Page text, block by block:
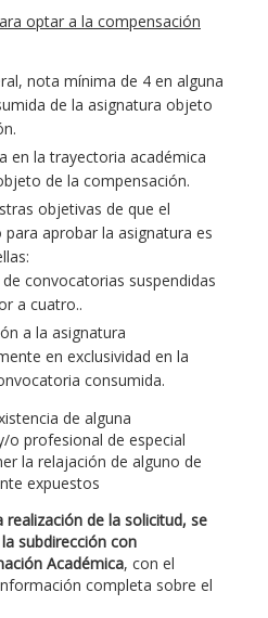
optar a la compensación
nota mínima de 4 en alguna
de la asignatura objeto
en la trayectoria académica
de la compensación.
objetivas de que el
aprobar la asignatura es
convocatorias suspendidas
a cuatro..
a la asignatura
en exclusividad en la
consumida.
de alguna
o profesional de especial
la relajación de alguno de
expuestos
de la solicitud, se
subdirección con
Académica, con el
completa sobre el